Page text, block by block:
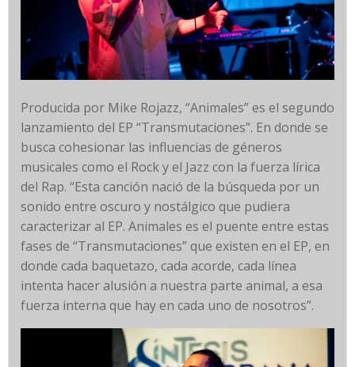
Producida por Mike Rojazz, “Animales” es el segundo
lanzamiento del EP “Transmutaciones”. En donde se
busca cohesionar las influencias de géneros
musicales como el Rock y el Jazz con la fuerza lírica
del Rap. “Esta canción nació de la búsqueda por un
sonido entre oscuro y nostálgico que pudiera
caracterizar al EP. Animales es el puente entre estas
fases de “Transmutaciones” que existen en el EP, en
donde cada baquetazo, cada acorde, cada línea
intenta hacer alusión a nuestra parte animal, a esa
fuerza interna que hay en cada uno de nosotros”.